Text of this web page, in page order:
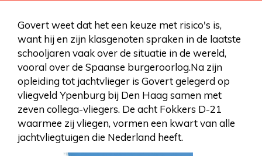
Govert weet dat het een keuze met risico's is,
want hij en zijn klasgenoten spraken in de laatste
schooljaren vaak over de situatie in de wereld,
vooral over de Spaanse burgeroorlog.Na zijn
opleiding tot jachtvlieger is Govert gelegerd op
vliegveld Ypenburg bij Den Haag samen met
zeven collega-vliegers. De acht Fokkers D-21
waarmee zij vliegen, vormen een kwart van alle
jachtvliegtuigen die Nederland heeft.